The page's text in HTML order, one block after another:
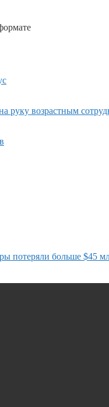
руку возрастным
потеряли больше $45